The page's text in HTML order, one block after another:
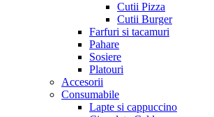
Cutii Pizza
Cutii Burger
Farfuri si tacamuri
Pahare
Sosiere
Platouri
Accesorii
Consumabile
Lapte si cappuccino